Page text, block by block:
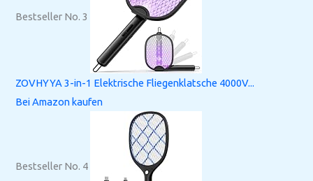
Bestseller No. 3
ZOVHYYA 3-in-1 Elektrische Fliegenklatsche 4000V...
Bei Amazon kaufen
Bestseller No. 4